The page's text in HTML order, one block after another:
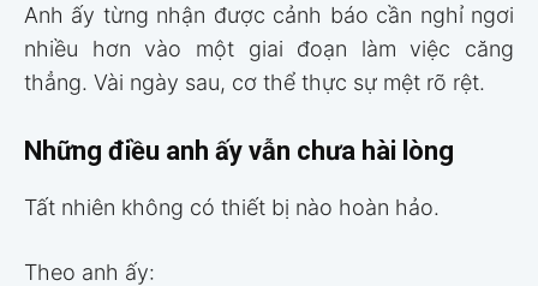
Anh ấy từng nhận được cảnh báo cần nghỉ ngơi
nhiều hơn vào một giai đoạn làm việc căng
thẳng. Vài ngày sau, cơ thể thực sự mệt rõ rệt.
Những điều anh ấy vẫn chưa hài lòng
Tất nhiên không có thiết bị nào hoàn hảo.
Theo anh ấy: